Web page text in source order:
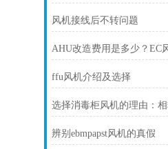
风机接线后不转问题
ffu风机介绍及选择
辨别ebmpapst风机的真假